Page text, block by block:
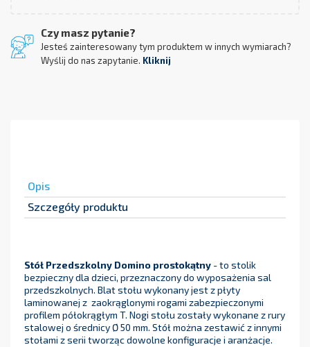
Czy masz pytanie?
Jesteś zainteresowany tym produktem w innych wymiarach?
Wyślij do nas zapytanie. Kliknij
Opis
Szczegóły produktu
Stół Przedszkolny Domino prostokątny - to stolik
bezpieczny dla dzieci, przeznaczony do wyposażenia sal
przedszkolnych. Blat stołu wykonany jest z płyty
laminowanej z zaokrąglonymi rogami zabezpieczonymi
profilem półokrągłym T. Nogi stołu zostały wykonane z rury
stalowej o średnicy Ø 50 mm. Stół można zestawić z innymi
stołami z serii tworząc dowolne konfiguracje i aranżacje.